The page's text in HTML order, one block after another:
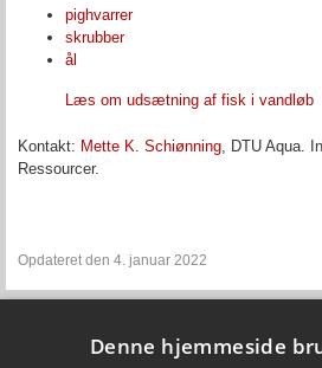
pighvarrer
skrubber
ål
Læs om udsætning af fisk i vandløb
Kontakt: Mette K. Schiønning, DTU Aqua.
Ressourcer.
Opdateret den 4. januar 2022
Denne hjemmeside